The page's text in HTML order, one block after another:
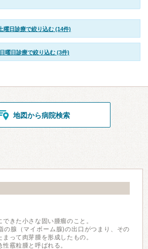
曜日診療で絞り込む (14件)
日曜日診療で絞り込む (3件)
地図から病院検索
きた小さな固い腫瘤のこと。
の腺（マイボーム腺)の出口がつまり、その
って肉芽腫を形成したもの。
霰粒腫と呼ばれる。